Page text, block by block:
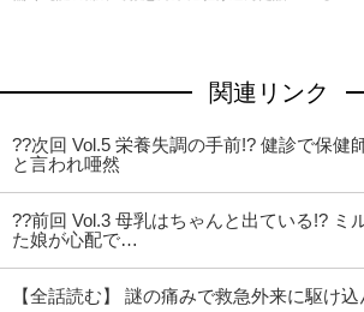
関連リンク
??次回 Vol.5 栄養失調の手前!? 健診で保健
と言われ唖然
??前回 Vol.3 母乳はちゃんと出ている!? ミ
た娘が心配で…
【全話読む】 謎の痛みで救急外来に駆け